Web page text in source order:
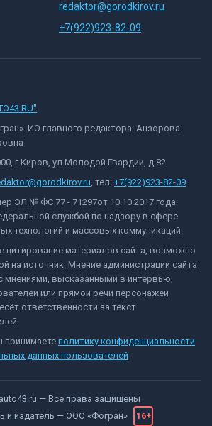
redaktor@gorodkirov.ru
+7(922)923-82-09
ИО главного редактора: Анзорова
г.Киров, ул.Молодой Гвардии, д.82
, тел: +7(922)923-82-09
ЭЛ № ФС 77 - 71297от 10.10.2017 года
службой по надзору в сфере
технологий и массовых коммуникаций.
цитирование материалов сайта, возможно
на источник. Мнение администрации сайта
мнениями, высказанными в интервью,
или прямой речи персонажей
ответственности за текст
принимаете политику конфиденциальности
данных пользователей
auto43.ru — Все права защищены
и издатель —ООО «Фогран» 16+